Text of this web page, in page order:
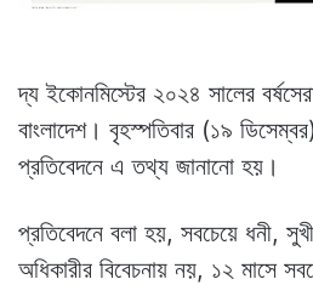
দ্য ইকোনমিস্টের ২০২৪ সালের
বাংলাদেশ। বৃহস্পতিবার (১৯
প্রতিবেদনে এ তথ্য জানানো হয়।
প্রতিবেদনে বলা হয়, সবচেয়ে ধনী,
অধিকারীর বিবেচনায় নয়, ১২ মাসে